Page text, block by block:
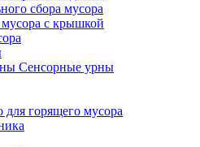
сбора мусора
с крышкой
Сенсорные урны
горящего мусора